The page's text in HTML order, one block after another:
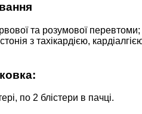
та розумової перевтоми;
з тахікардією,
по 2 блістери в пачці.